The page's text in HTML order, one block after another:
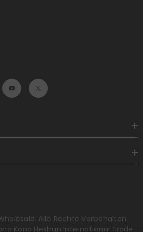
Alle Rechte Vorbehalten.
Kong Heshun International Trade